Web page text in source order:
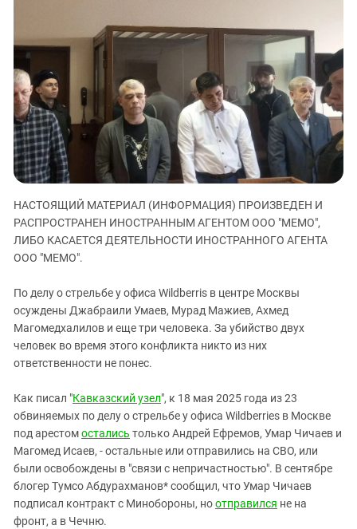
КАВКАЗ ЗА ПАЛЕСТИНУ
ИНАКОМЫСЛИЕ В ЧЕЧНЕ
ПРЕСЛЕДОВАНИЕ АКТИВИСТОВ
МОБИЛИЗАЦИЯ И ПРОТЕСТЫ
Ингушетия
Кабардино-Балкария
Калмыкия
Карачаево-Черкесия
Краснодарский край
Нагорный Карабах
Российская Федерация
Ростовская область
Северная Осетия - Алания
СКФО
Ставропольский край
Чечня
Южная Осетия
Южный Кавказ
НАСТОЯЩИЙ МАТЕРИАЛ (ИНФОРМАЦИЯ) ПРОИЗВЕДЕН И
РАСПРОСТРАНЕН ИНОСТРАННЫМ АГЕНТОМ ООО "МЕМО",
ЛИБО КАСАЕТСЯ ДЕЯТЕЛЬНОСТИ ИНОСТРАННОГО АГЕНТА
ООО "МЕМО".
По делу о стрельбе у офиса Wildberris в центре Москвы
осуждены Джабраили Умаев, Мурад Мажиев, Ахмед
Магомедхалилов и еще три человека. За убийство двух
человек во время этого конфликта никто из них
ответственности не понес.
Как писал "Кавказский узел", к 18 мая 2025 года из 23
обвиняемых по делу о стрельбе у офиса Wildberries в Москве
под арестомостались только Андрей Ефремов, Умар Чичаев и
Магомед Исаев, - остальные или отправились на СВО, или
были освобождены в "связи с непричастностью". В сентябре
блогер Тумсо Абдурахманов* сообщил, что Умар Чичаев
подписал контракт с Минобороны, ноотправился не на
фронт, а в Чечню.